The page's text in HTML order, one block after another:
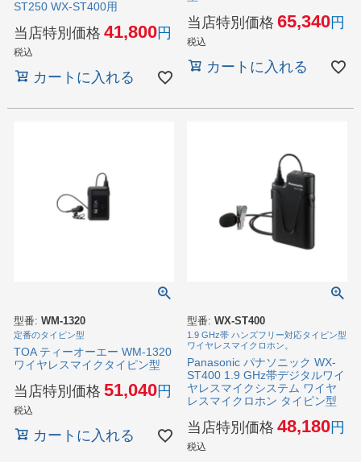
ST250 WX-ST400用
当店特別価格 41,800
税込
カートに入れる
当店特別価格 65,340
税込
カートに入れる
型番: WM-1320
定番のタイピン型
TOA ティーオーエー WM-1320
ワイヤレスマイクタイピン型
当店特別価格 51,040
税込
カートに入れる
型番: WX-ST400
1.9 GHz帯 ハンズフリー対応タイピン型
ワイヤレスマイクロホン。
Panasonic パナソニック WX-
ST400 1.9 GHz帯デジタルワイ
ヤレスマイクシステム ワイヤ
レスマイクロホン タイピン型
当店特別価格 48,180
税込